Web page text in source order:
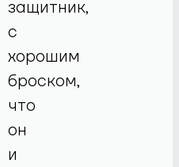
защитник,
с
хорошим
броском,
что
он
и